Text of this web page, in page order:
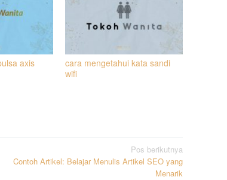
axis
cara mengetahui kata sandi
wifi
Pos berikutnya
Contoh Artikel: Belajar Menulis Artikel SEO yang
Menarik